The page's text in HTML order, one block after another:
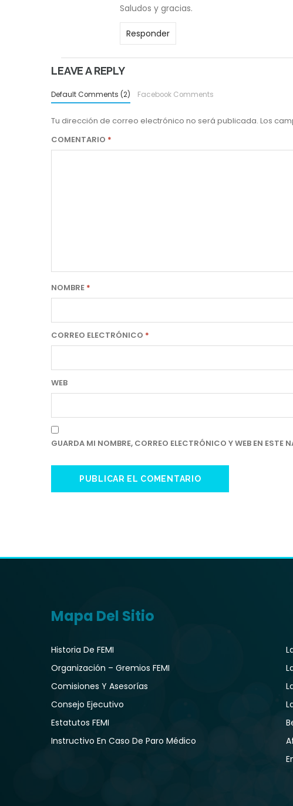
Saludos y gracias.
Responder
LEAVE A REPLY
Default Comments (2) Facebook Comments
Tu dirección de correo electrónico no será publicada. Los
COMENTARIO *
NOMBRE *
CORREO ELECTRÓNICO *
WEB
GUARDA MI NOMBRE, CORREO ELECTRÓNICO Y WEB EN ESTE
Mapa Del Sitio
Historia De FEMI
Organización – Gremios FEMI
Comisiones Y Asesorías
Consejo Ejecutivo
Estatutos FEMI
Instructivo En Caso De Paro Médico